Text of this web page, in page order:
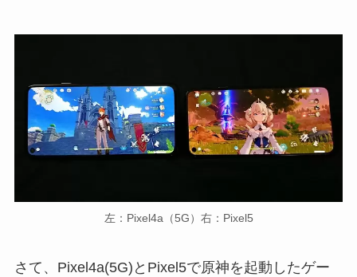
左：Pixel4a（5G）右：Pixel5
さて、Pixel4a(5G)とPixel5で原神を起動したゲー